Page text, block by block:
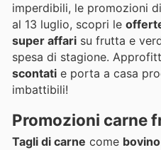
imperdibili, le promozioni
al 13 luglio, scopri le
super affari su frutta e
spesa di stagione.
scontati e porta a casa
imbattibili!
Promozioni carne
Tagli di carne come